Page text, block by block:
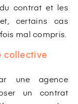
contrat et les
certains cas
mal compris.
collective
une agence
un contrat